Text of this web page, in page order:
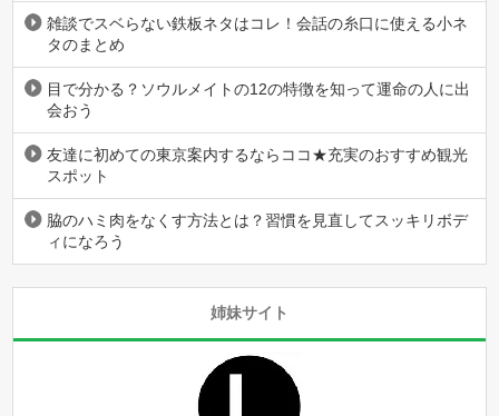
雑談でスベらない鉄板ネタはコレ！会話の糸口に使える小ネ
タのまとめ
目で分かる？ソウルメイトの12の特徴を知って運命の人に出
会おう
友達に初めての東京案内するならココ★充実のおすすめ観光
スポット
脇のハミ肉をなくす方法とは？習慣を見直してスッキリボデ
ィになろう
姉妹サイト